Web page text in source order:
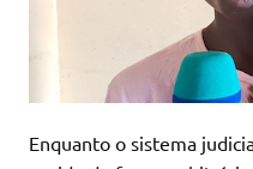
Enquanto o sistema